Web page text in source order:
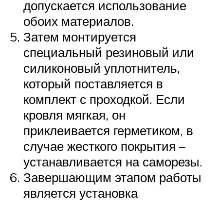
допускается использование
обоих материалов.
Затем монтируется
специальный резиновый или
силиконовый уплотнитель,
который поставляется в
комплект с проходкой. Если
кровля мягкая, он
приклеивается герметиком, в
случае жесткого покрытия –
устанавливается на саморезы.
Завершающим этапом работы
является установка